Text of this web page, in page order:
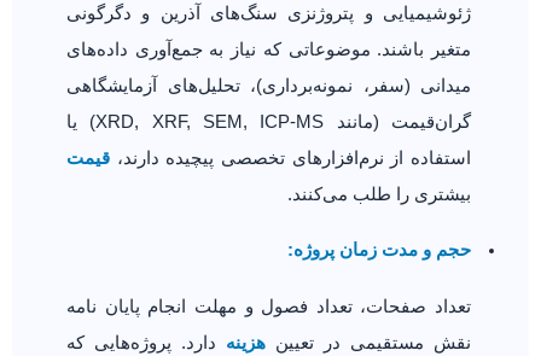
ژئوشیمیایی و پتروژنزی سنگ‌های آذرین و دگرگونی
متغیر باشند. موضوعاتی که نیاز به جمع‌آوری داده‌های
میدانی (سفر، نمونه‌برداری)، تحلیل‌های آزمایشگاهی
گران‌قیمت (مانند XRD, XRF, SEM, ICP-MS) یا
استفاده از نرم‌افزارهای تخصصی پیچیده دارند، قیمت
بیشتری را طلب می‌کنند.
حجم و مدت زمان پروژه:
تعداد صفحات، تعداد فصول و مهلت انجام پایان نامه
نقش مستقیمی در تعیین هزینه دارد. پروژه‌هایی که